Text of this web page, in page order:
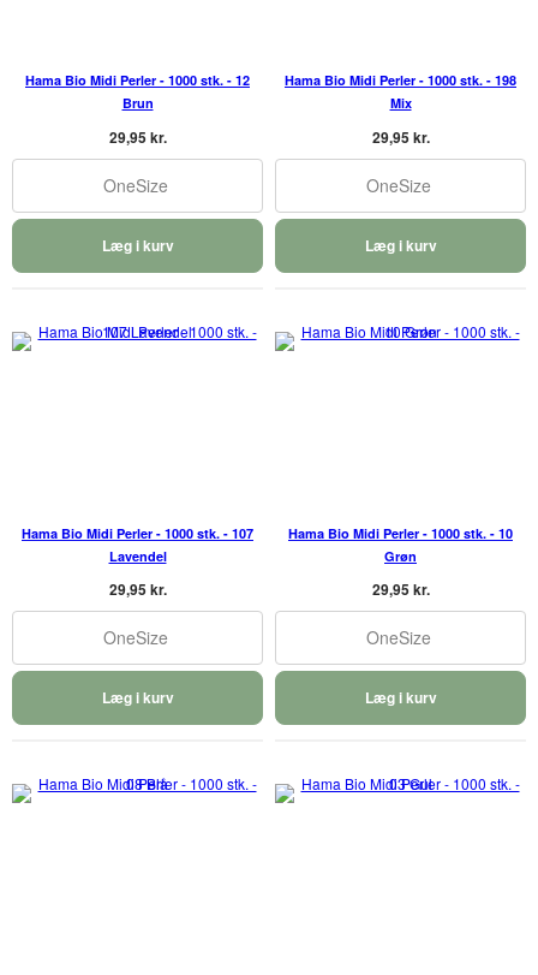
Hama Bio Midi Perler - 1000 stk. - 12
Brun
29,95 kr.
OneSize
Læg i kurv
Hama Bio Midi Perler - 1000 stk. - 198
Mix
29,95 kr.
OneSize
Læg i kurv
Hama Bio Midi Perler - 1000 stk. - 107
Lavendel
29,95 kr.
OneSize
Læg i kurv
Hama Bio Midi Perler - 1000 stk. - 10
Grøn
29,95 kr.
OneSize
Læg i kurv